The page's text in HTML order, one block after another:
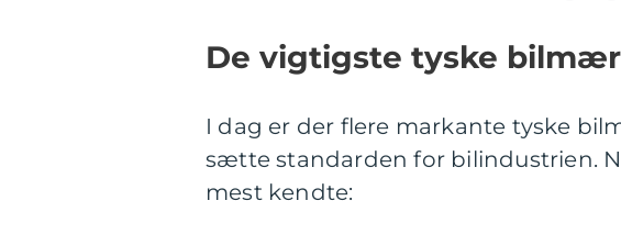
De vigtigste tyske
I dag er der flere markante tyske
sætte standarden for bilindustrien.
mest kendte: